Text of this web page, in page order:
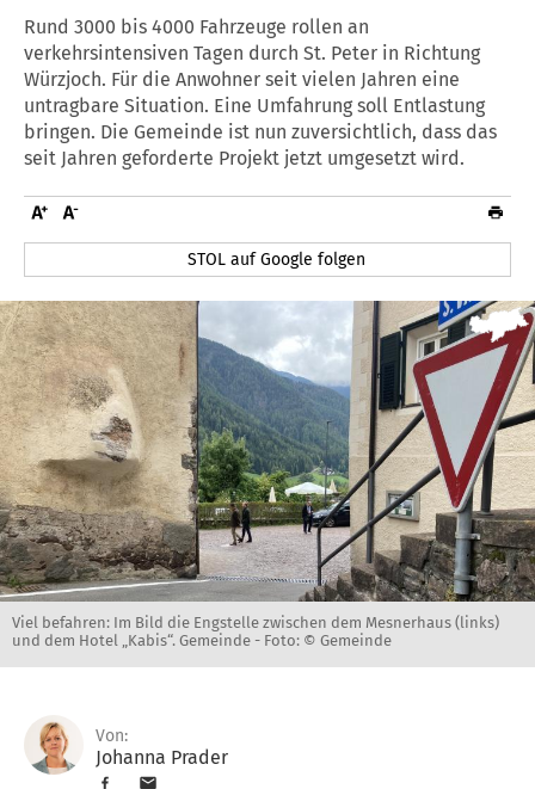
Rund 3000 bis 4000 Fahrzeuge rollen an
verkehrsintensiven Tagen durch St. Peter in Richtung
Würzjoch. Für die Anwohner seit vielen Jahren eine
untragbare Situation. Eine Umfahrung soll Entlastung
bringen. Die Gemeinde ist nun zuversichtlich, dass das
seit Jahren geforderte Projekt jetzt umgesetzt wird.
STOL auf Google folgen
Viel befahren: Im Bild die Engstelle zwischen dem Mesnerhaus (links)
und dem Hotel „Kabis“. Gemeinde - Foto: © Gemeinde
Von:
Johanna Prader